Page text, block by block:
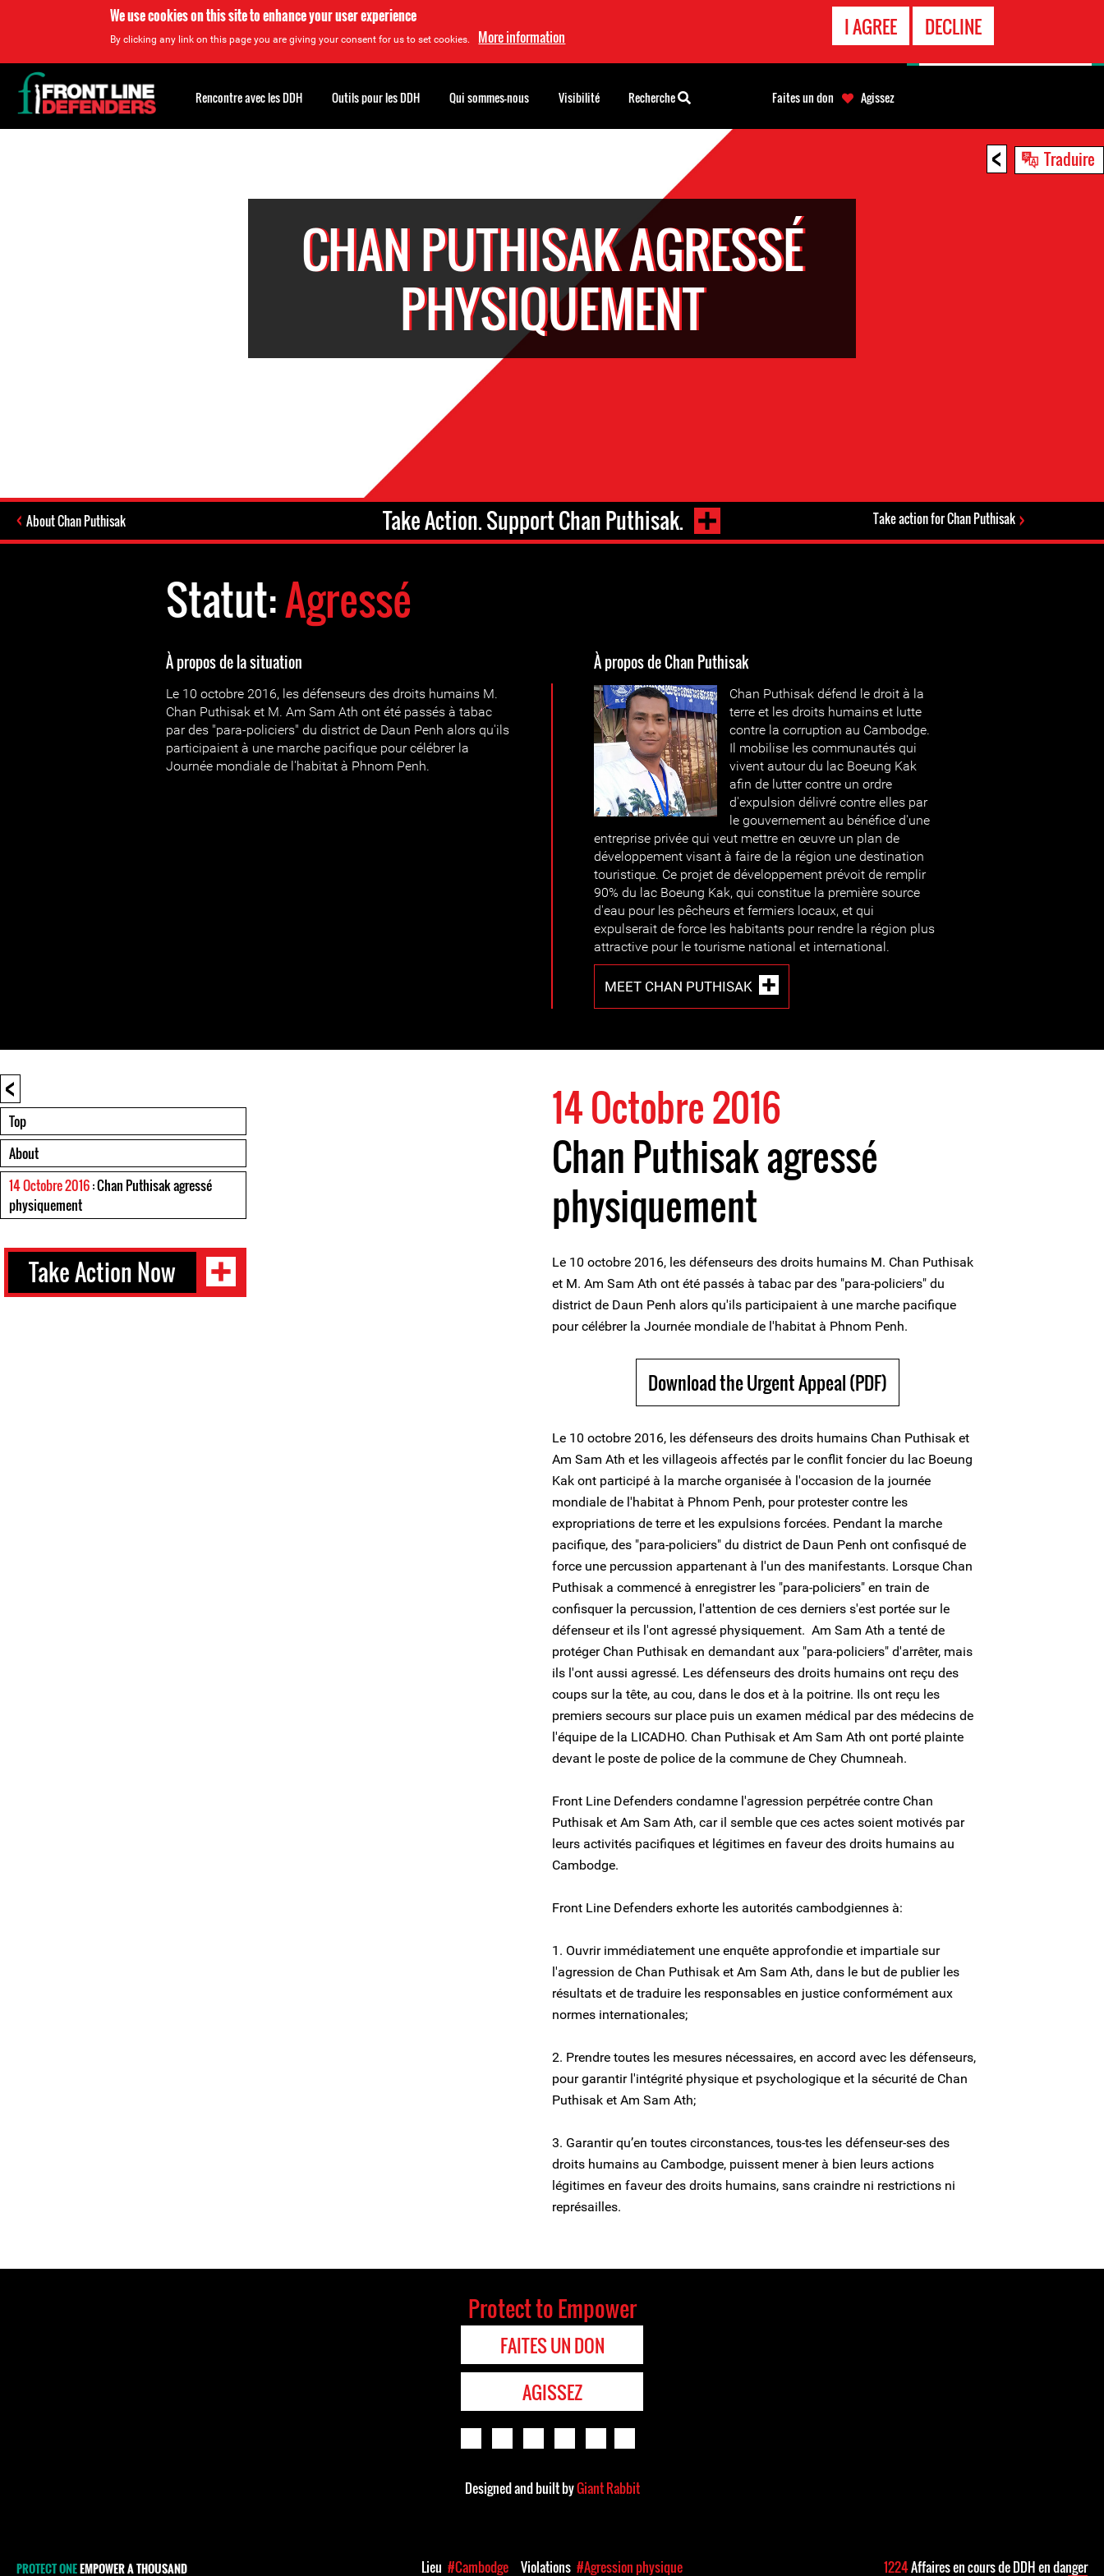
We use cookies on this site to enhance your user experience
By clicking any link on this page you are giving your consent for us to set cookies. More information I AGREE DECLINE
< Traduire
CHAN PUTHISAK AGRESSÉ
PHYSIQUEMENT
About Chan Puthisak Take Action. Support Chan Puthisak. Take action for Chan Puthisak
Statut:Agressé
À propos de la situation
Le 10 octobre 2016, les défenseurs des droits humains M.
Chan Puthisak et M. Am Sam Ath ont été passés à tabac
par des "para-policiers" du district de Daun Penh alors qu'ils
participaient à une marche pacifique pour célébrer la
Journée mondiale de l'habitat à Phnom Penh.
À propos de Chan Puthisak
Chan Puthisak défend le droit à la
terre et les droits humains et lutte
contre la corruption au Cambodge.
Il mobilise les communautés qui
vivent autour du lac Boeung Kak
afin de lutter contre un ordre
d'expulsion délivré contre elles par
le gouvernement au bénéfice d'une
entreprise privée qui veut mettre en œuvre un plan de
développement visant à faire de la région une destination
touristique. Ce projet de développement prévoit de remplir
90% du lac Boeung Kak, qui constitue la première source
d'eau pour les pêcheurs et fermiers locaux, et qui
expulserait de force les habitants pour rendre la région plus
attractive pour le tourisme national et international.
MEET CHAN PUTHISAK
<
Top
About
14 Octobre 2016: Chan Puthisak agressé
physiquement
Take Action Now
14 Octobre 2016
Chan Puthisak agressé
physiquement
Le 10 octobre 2016, les défenseurs des droits humains M. Chan Puthisak
et M. Am Sam Ath ont été passés à tabac par des "para-policiers" du
district de Daun Penh alors qu'ils participaient à une marche pacifique
pour célébrer la Journée mondiale de l'habitat à Phnom Penh.
Download the Urgent Appeal (PDF)
Le 10 octobre 2016, les défenseurs des droits humains Chan Puthisak et
Am Sam Ath et les villageois affectés par le conflit foncier du lac Boeung
Kak ont participé à la marche organisée à l'occasion de la journée
mondiale de l'habitat à Phnom Penh, pour protester contre les
expropriations de terre et les expulsions forcées. Pendant la marche
pacifique, des "para-policiers" du district de Daun Penh ont confisqué de
force une percussion appartenant à l'un des manifestants. Lorsque Chan
Puthisak a commencé à enregistrer les "para-policiers" en train de
confisquer la percussion, l'attention de ces derniers s'est portée sur le
défenseur et ils l'ont agressé physiquement. Am Sam Ath a tenté de
protéger Chan Puthisak en demandant aux "para-policiers" d'arrêter, mais
ils l'ont aussi agressé. Les défenseurs des droits humains ont reçu des
coups sur la tête, au cou, dans le dos et à la poitrine. Ils ont reçu les
premiers secours sur place puis un examen médical par des médecins de
l'équipe de la LICADHO. Chan Puthisak et Am Sam Ath ont porté plainte
devant le poste de police de la commune de Chey Chumneah.
Front Line Defenders condamne l'agression perpétrée contre Chan
Puthisak et Am Sam Ath, car il semble que ces actes soient motivés par
leurs activités pacifiques et légitimes en faveur des droits humains au
Cambodge.
Front Line Defenders exhorte les autorités cambodgiennes à:
1. Ouvrir immédiatement une enquête approfondie et impartiale sur
l'agression de Chan Puthisak et Am Sam Ath, dans le but de publier les
résultats et de traduire les responsables en justice conformément aux
normes internationales;
2. Prendre toutes les mesures nécessaires, en accord avec les défenseurs,
pour garantir l'intégrité physique et psychologique et la sécurité de Chan
Puthisak et Am Sam Ath;
3. Garantir qu’en toutes circonstances, tous-tes les défenseur-ses des
droits humains au Cambodge, puissent mener à bien leurs actions
légitimes en faveur des droits humains, sans craindre ni restrictions ni
représailles.
Back
to
top
Rencontre avec les DDH Outils pour les DDH Qui sommes-nous Visibilité Recherche Faites un don Agissez
Protect to Empower
FAITES UN DON
AGISSEZ
Designed and built byGiant Rabbit
PROTECT ONEEMPOWER A THOUSAND
D'URGENCE
Lieu #Cambodge Violations #Agression physique 1224Affaires en cours de DDH en danger